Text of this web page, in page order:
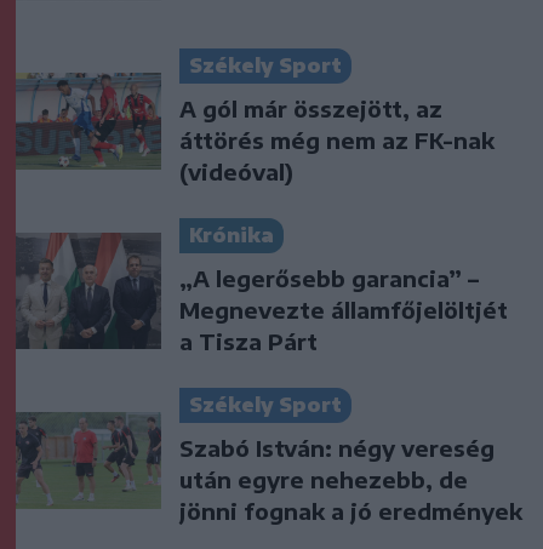
Székely Sport
A gól már összejött, az
áttörés még nem az FK-nak
(videóval)
Krónika
„A legerősebb garancia” –
Megnevezte államfőjelöltjét
a Tisza Párt
Székely Sport
Szabó István: négy vereség
után egyre nehezebb, de
jönni fognak a jó eredmények